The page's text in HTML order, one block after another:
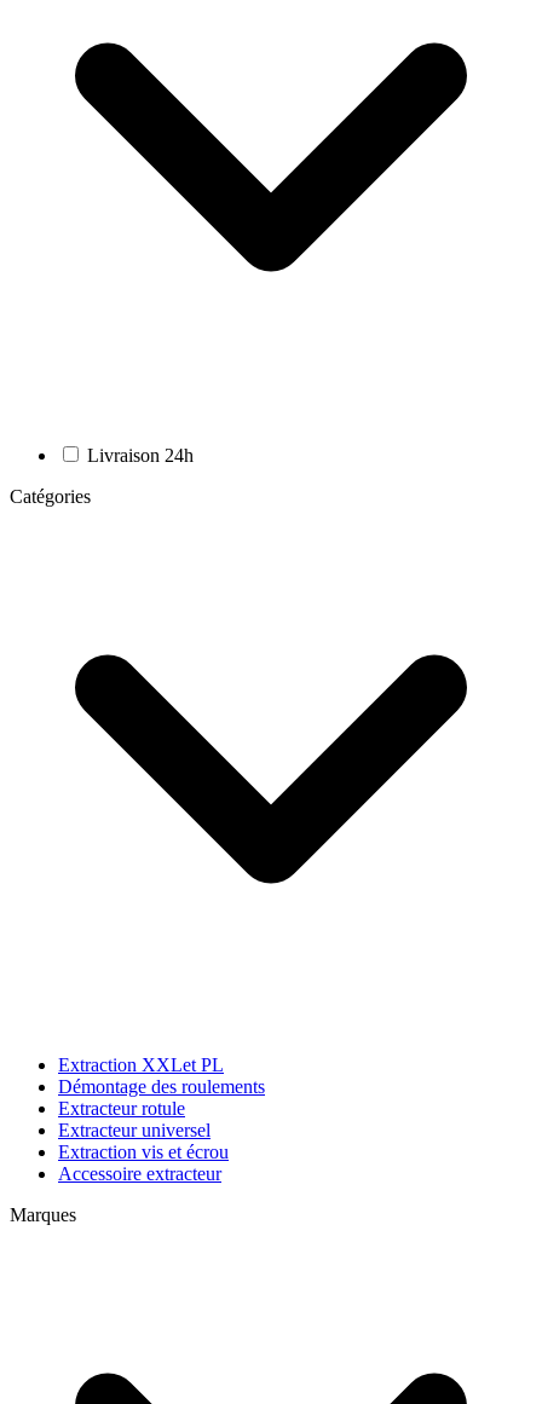
Livraison 24h
Catégories
Extraction XXLet PL
Démontage des roulements
Extracteur rotule
Extracteur universel
Extraction vis et écrou
Accessoire extracteur
Marques